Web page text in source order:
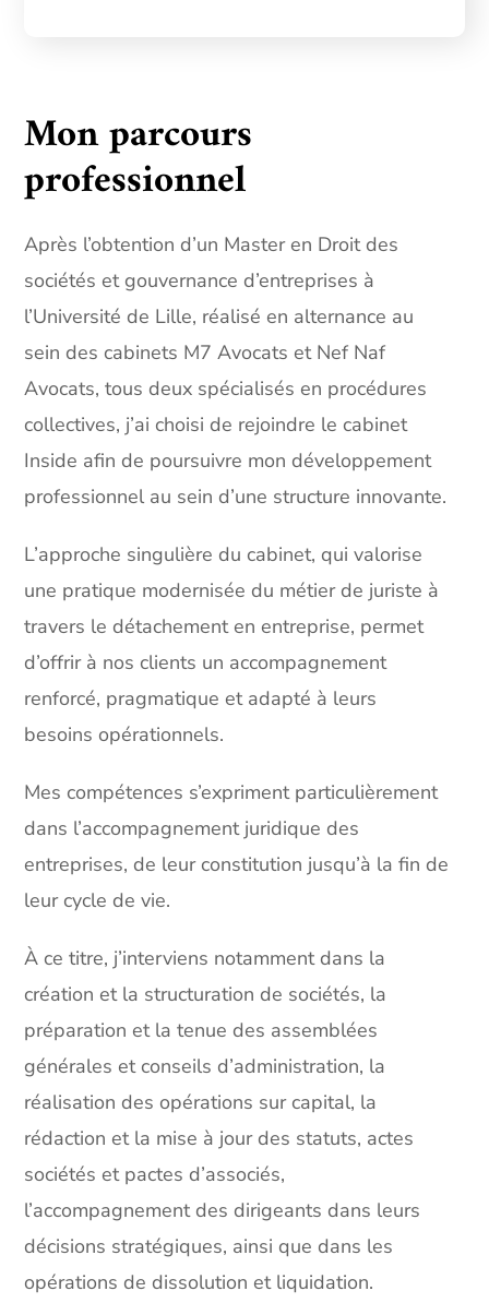
Mon parcours
professionnel
Après l’obtention d’un Master en Droit des
sociétés et gouvernance d’entreprises à
l’Université de Lille, réalisé en alternance au
sein des cabinets M7 Avocats et Nef Naf
Avocats, tous deux spécialisés en procédures
collectives, j’ai choisi de rejoindre le cabinet
Inside afin de poursuivre mon développement
professionnel au sein d’une structure innovante.
L’approche singulière du cabinet, qui valorise
une pratique modernisée du métier de juriste à
travers le détachement en entreprise, permet
d’offrir à nos clients un accompagnement
renforcé, pragmatique et adapté à leurs
besoins opérationnels.
Mes compétences s’expriment particulièrement
dans l’accompagnement juridique des
entreprises, de leur constitution jusqu’à la fin de
leur cycle de vie.
À ce titre, j’interviens notamment dans la
création et la structuration de sociétés, la
préparation et la tenue des assemblées
générales et conseils d’administration, la
réalisation des opérations sur capital, la
rédaction et la mise à jour des statuts, actes
sociétés et pactes d’associés,
l’accompagnement des dirigeants dans leurs
décisions stratégiques, ainsi que dans les
opérations de dissolution et liquidation.